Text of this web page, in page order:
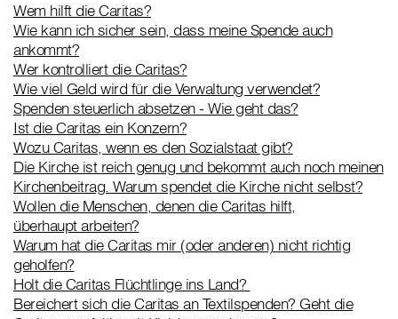
Wem hilft die Caritas?
Wie kann ich sicher sein, dass meine Spende auch
ankommt?
Wer kontrolliert die Caritas?
Wie viel Geld wird für die Verwaltung verwendet?
Spenden steuerlich absetzen - Wie geht das?
Ist die Caritas ein Konzern?
Wozu Caritas, wenn es den Sozialstaat gibt?
Die Kirche ist reich genug und bekommt auch noch meinen
Kirchenbeitrag. Warum spendet die Kirche nicht selbst?
Wollen die Menschen, denen die Caritas hilft,
überhaupt arbeiten?
Warum hat die Caritas mir (oder anderen) nicht richtig
geholfen?
Holt die Caritas Flüchtlinge ins Land?
Bereichert sich die Caritas an Textilspenden? Geht die